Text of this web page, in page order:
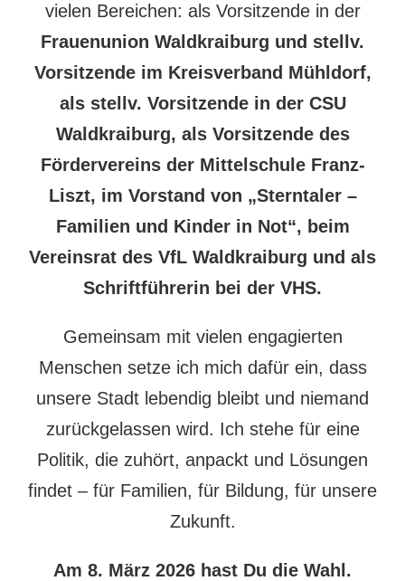
vielen Bereichen: als Vorsitzende in der
Frauenunion Waldkraiburg und stellv.
Vorsitzende im Kreisverband Mühldorf,
als stellv. Vorsitzende in der CSU
Waldkraiburg, als Vorsitzende des
Fördervereins der Mittelschule Franz-
Liszt, im Vorstand von „Sterntaler –
Familien und Kinder in Not“, beim
Vereinsrat des VfL Waldkraiburg und als
Schriftführerin bei der VHS.
Gemeinsam mit vielen engagierten
Menschen setze ich mich dafür ein, dass
unsere Stadt lebendig bleibt und niemand
zurückgelassen wird. Ich stehe für eine
Politik, die zuhört, anpackt und Lösungen
findet – für Familien, für Bildung, für unsere
Zukunft.
Am 8. März 2026 hast Du die Wahl.